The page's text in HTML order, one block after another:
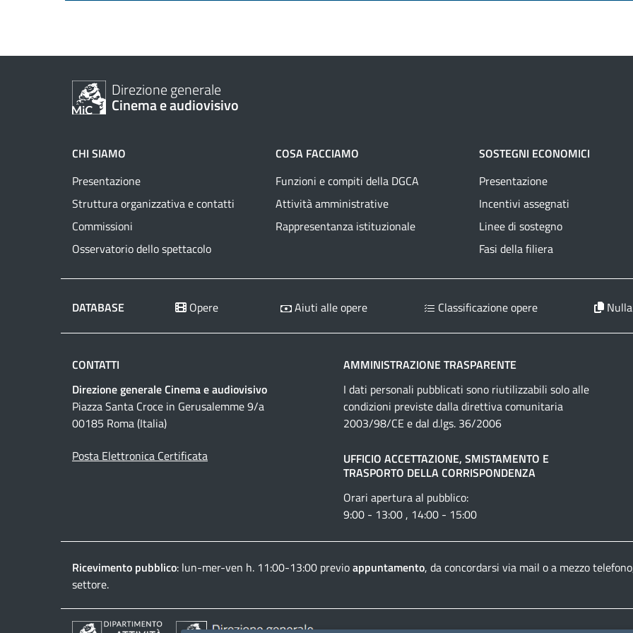
Direzione generale
Cinema e audiovisivo
CHI SIAMO
Presentazione
Struttura organizzativa e contatti
Commissioni
Osservatorio dello spettacolo
COSA FACCIAMO
Funzioni e compiti della DGCA
Attività amministrative
Rappresentanza istituzionale
SOSTEGNI ECONOMICI
Presentazione
Incentivi assegnati
Linee di sostegno
Fasi della filiera
DATABASE Opere Aiuti alle opere Classificazione opere
CONTATTI
Direzione generale Cinema e audiovisivo
Piazza Santa Croce in Gerusalemme 9/a
00185 Roma (Italia)
Posta Elettronica Certificata
AMMINISTRAZIONE TRASPARENTE
I dati personali pubblicati sono riutilizzabili solo alle
condizioni previste dalla direttiva comunitaria
2003/98/CE e dal d.lgs. 36/2006
UFFICIO ACCETTAZIONE, SMISTAMENTO E
TRASPORTO DELLA CORRISPONDENZA
Orari apertura al pubblico:
9:00 - 13:00 , 14:00 - 15:00
Ricevimento pubblico: lun-mer-ven h. 11:00-13:00 previoappuntamento, da concordarsi via mail o a mezzo
settore.